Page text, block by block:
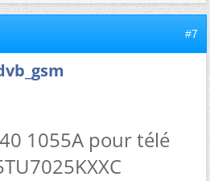
#7
1055A pour télé